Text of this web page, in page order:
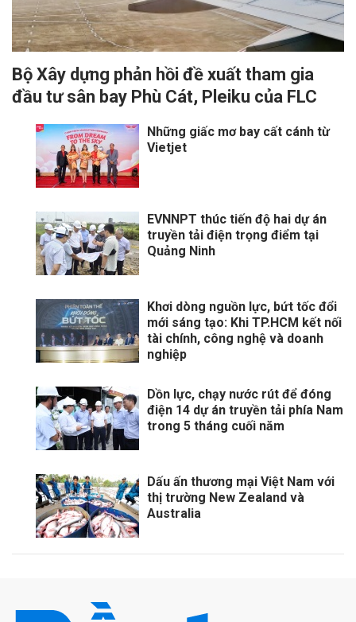
Bộ Xây dựng phản hồi đề xuất tham gia
đầu tư sân bay Phù Cát, Pleiku của FLC
Những giấc mơ bay cất cánh từ
Vietjet
EVNNPT thúc tiến độ hai dự án
truyền tải điện trọng điểm tại
Quảng Ninh
Khơi dòng nguồn lực, bứt tốc đổi
mới sáng tạo: Khi TP.HCM kết nối
tài chính, công nghệ và doanh
nghiệp
Dồn lực, chạy nước rút để đóng
điện 14 dự án truyền tải phía Nam
trong 5 tháng cuối năm
Dấu ấn thương mại Việt Nam với
thị trường New Zealand và
Australia